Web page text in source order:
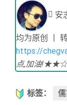
安
均为原创 丨
https://
点,加油!★★☆
标签：